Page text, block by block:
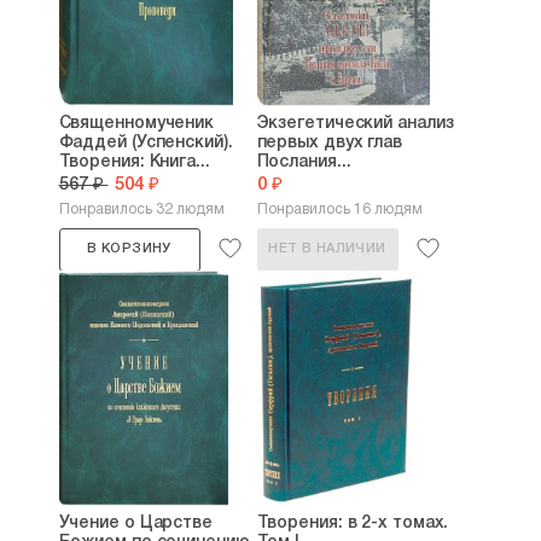
Священномученик
Фаддей (Успенский).
Творения: Книга...
567 ₽ 504 ₽
Понравилось 32 людям
В КОРЗИНУ
Экзегетический анализ
первых двух глав
Послания...
0 ₽
Понравилось 16 людям
НЕТ В НАЛИЧИИ
Учение о Царстве
Творения: в 2-х томах.